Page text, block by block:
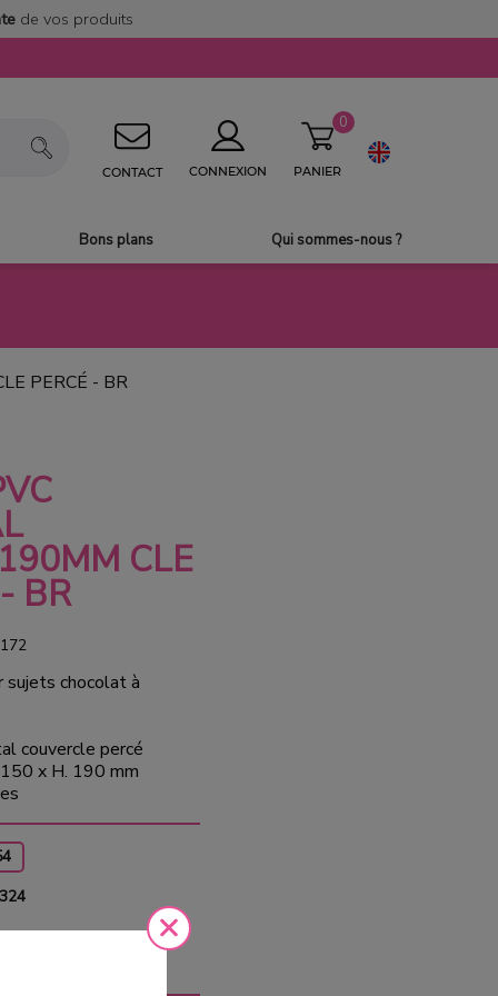
de vos produits
CONTACT CONNEXION PANIER
0
Bons plans Qui sommes-nous ?
PERCÉ - BR
CLE
BR
sujets chocolat à
couvercle percé
x H. 190 mm